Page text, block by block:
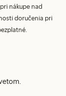
nákupe nad
doručenia pri